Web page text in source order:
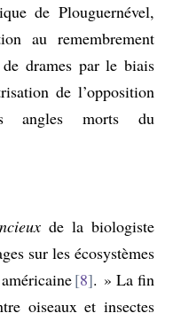
de Plouguernével,
au remembrement
drames par le biais
de l’opposition
angles morts du
de la biologiste
sur les écosystèmes
8 . » La fin
oiseaux et insectes